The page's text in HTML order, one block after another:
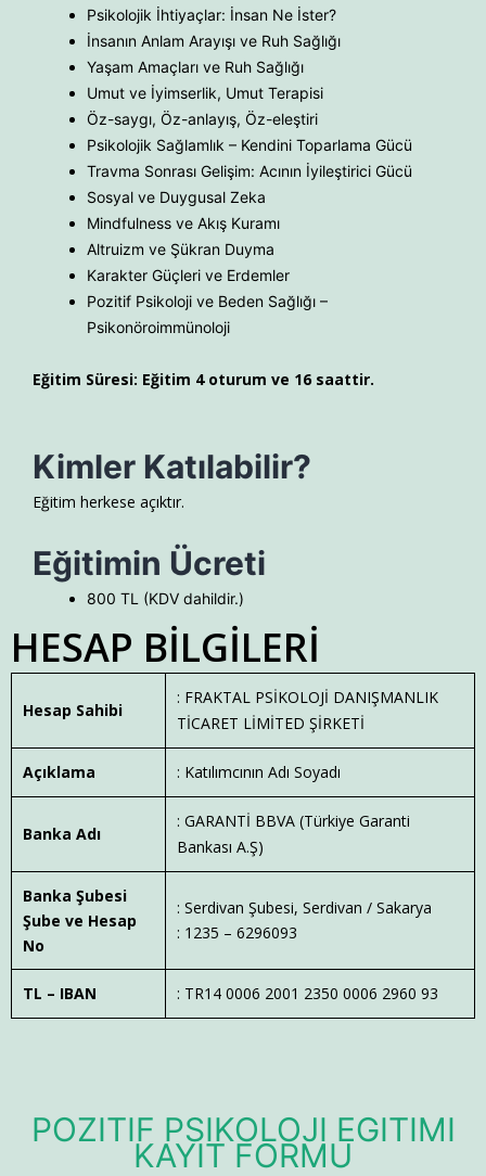
Psikolojik İhtiyaçlar: İnsan Ne İster?
İnsanın Anlam Arayışı ve Ruh Sağlığı
Yaşam Amaçları ve Ruh Sağlığı
Umut ve İyimserlik, Umut Terapisi
Öz-saygı, Öz-anlayış, Öz-eleştiri
Psikolojik Sağlamlık – Kendini Toparlama Gücü
Travma Sonrası Gelişim: Acının İyileştirici Gücü
Sosyal ve Duygusal Zeka
Mindfulness ve Akış Kuramı
Altruizm ve Şükran Duyma
Karakter Güçleri ve Erdemler
Pozitif Psikoloji ve Beden Sağlığı –
Psikonöroimmünoloji
Eğitim Süresi: Eğitim 4 oturum ve 16 saattir.
Kimler Katılabilir?
Eğitim herkese açıktır.
Eğitimin Ücreti
800 TL (KDV dahildir.)
HESAP BİLGİLERİ
Hesap Sahibi
: FRAKTAL PSİKOLOJİ DANIŞMANLIK
TİCARET LİMİTED ŞİRKETİ
Açıklama : Katılımcının Adı Soyadı
Banka Adı
: GARANTİ BBVA (Türkiye Garanti
Bankası A.Ş)
Banka Şubesi
Şube ve Hesap
No
: Serdivan Şubesi, Serdivan / Sakarya
: 1235 – 6296093
TL – IBAN : TR14 0006 2001 2350 0006 2960 93
POZİTİF PSİKOLOJİ EĞİTİMİ
KAYIT FORMU